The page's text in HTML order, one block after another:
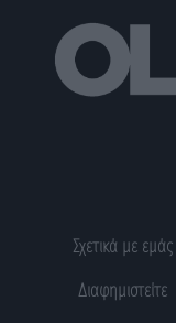
Σχετικά με εμάς
Διαφημιστείτε